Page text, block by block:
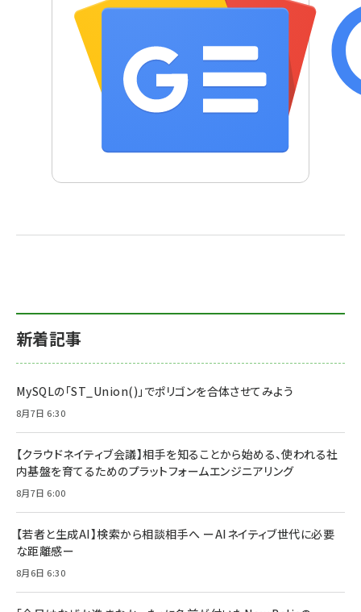
新着記事
MySQLの「ST_Union()」でポリゴンを合体させてみよう
8月7日 6:30
【クラウドネイティブ会議】相手を知ることから始める、使われる社
内基盤を育てるためのプラットフォームエンジニアリング
8月7日 6:00
【若者と生成AI】検索から相談相手へ ーAIネイティブ世代に必要
な距離感ー
8月6日 6:30